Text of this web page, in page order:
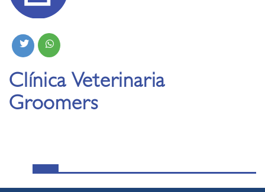
Clínica Veterinaria
Groomers